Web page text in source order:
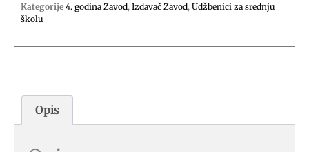
Kategorije 4. godina Zavod, Izdavač Zavod, Udžbenici za srednju
školu
Opis